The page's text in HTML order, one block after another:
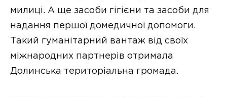
милиці. А ще засоби гігієни та засоби для
надання першої домедичної допомоги.
Такий гуманітарний вантаж від своїх
міжнародних партнерів отримала
Долинська територіальна громада.